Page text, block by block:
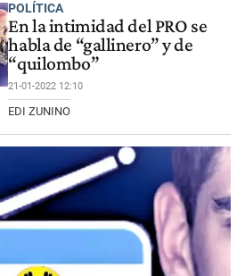
POLÍTICA
En la intimidad del PRO se
habla de “gallinero” y de
“quilombo”
21-01-2022 12:10
EDI ZUNINO